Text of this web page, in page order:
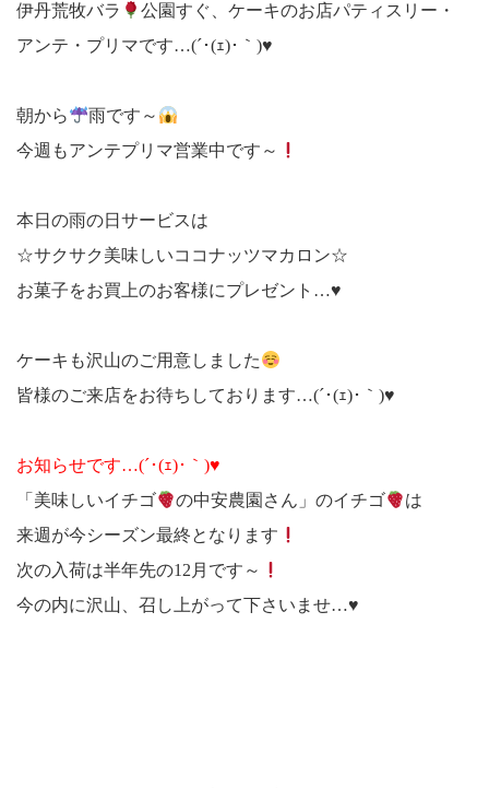
伊丹荒牧バラ
公園すぐ、ケーキのお店パティスリー・
アンテ・プリマです…(´･(ｪ)･｀)♥
朝から
雨です～
今週もアンテプリマ営業中です～
本日の雨の日サービスは
☆サクサク美味しいココナッツマカロン☆
お菓子をお買上のお客様にプレゼント…♥
ケーキも沢山のご用意しました
皆様のご来店をお待ちしております…(´･(ｪ)･｀)♥
お知らせです…(´･(ｪ)･｀)♥
「美味しいイチゴ
の中安農園さん」のイチゴ
は
来週が今シーズン最終となります
次の入荷は半年先の12月です～
今の内に沢山、召し上がって下さいませ…♥